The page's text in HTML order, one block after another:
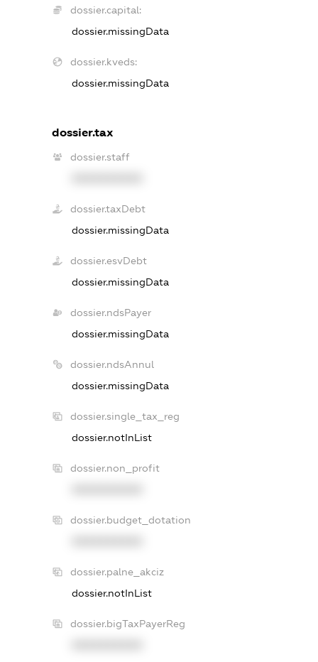
dossier.capital:
dossier.missingData
dossier.kveds:
dossier.missingData
dossier.tax
dossier.staff
dossier.taxDebt
dossier.missingData
dossier.esvDebt
dossier.missingData
dossier.ndsPayer
dossier.missingData
dossier.ndsAnnul
dossier.missingData
dossier.single_tax_reg
dossier.notInList
dossier.non_profit
dossier.budget_dotation
dossier.palne_akciz
dossier.notInList
dossier.bigTaxPayerReg